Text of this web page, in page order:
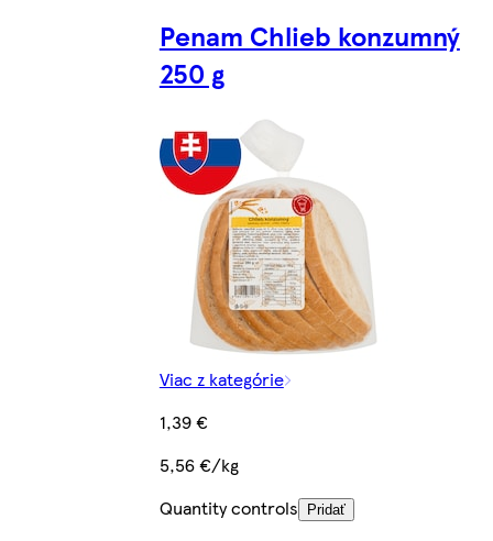
Penam Chlieb konzumný
250 g
Viac z kategórie
1,39 €
5,56 €/kg
Quantity controls
Pridať